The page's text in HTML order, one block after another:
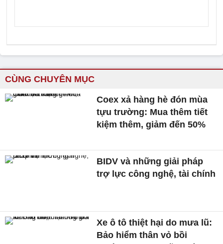
CÙNG CHUYÊN MỤC
Coex xả hàng hè đón mùa
tựu trường: Mua thêm tiết
kiệm thêm, giảm đến 50%
BIDV và những giải pháp
trợ lực công nghệ, tài chính
Xe ô tô thiệt hại do mưa lũ:
Bảo hiểm thân vỏ bồi